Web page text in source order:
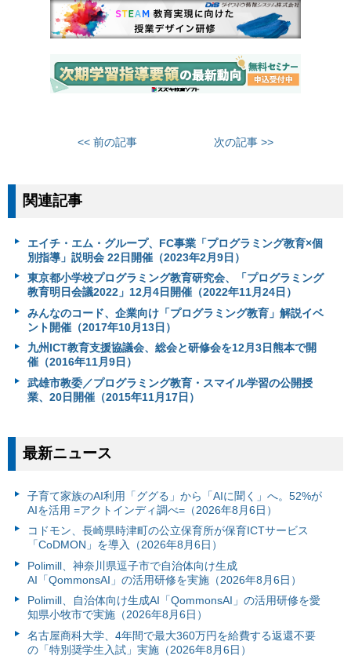
<< 前の記事 次の記事 >>
関連記事
エイチ・エム・グループ、FC事業「プログラミング教育×個
別指導」説明会 22日開催（2023年2月9日）
東京都小学校プログラミング教育研究会、「プログラミング
教育明日会議2022」12月4日開催（2022年11月24日）
みんなのコード、企業向け「プログラミング教育」解説イベ
ント開催（2017年10月13日）
九州ICT教育支援協議会、総会と研修会を12月3日熊本で開
催（2016年11月9日）
武雄市教委／プログラミング教育・スマイル学習の公開授
業、20日開催（2015年11月17日）
最新ニュース
子育て家族のAI利用「ググる」から「AIに聞く」へ。52%が
AIを活用 =アクトインディ調べ=（2026年8月6日）
コドモン、長崎県時津町の公立保育所が保育ICTサービス
「CoDMON」を導入（2026年8月6日）
Polimill、神奈川県逗子市で自治体向け生成
AI「QommonsAI」の活用研修を実施（2026年8月6日）
Polimill、自治体向け生成AI「QommonsAI」の活用研修を愛
知県小牧市で実施（2026年8月6日）
名古屋商科大学、4年間で最大360万円を給費する返還不要
の「特別奨学生入試」実施（2026年8月6日）